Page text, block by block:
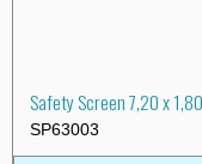
Safety Screen 7,20 x 1,80
SP63003